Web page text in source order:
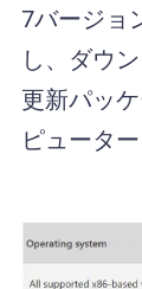
7バージョ
し、ダウ
更新パッ
ピュータ